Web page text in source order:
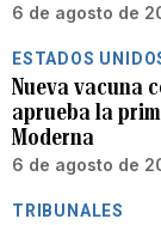
6 de agosto de
ESTADOS
Nueva vacuna
aprueba la
Moderna
6 de agosto de
TRIBUNALES